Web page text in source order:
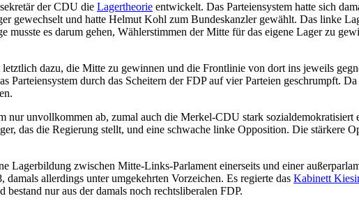
der CDU die Lagertheorie entwickelt. Das Parteiensystem hatte sich
gewechselt und hatte Helmut Kohl zum Bundeskanzler gewählt. Das linke
es darum gehen, Wählerstimmen der Mitte für das eigene Lager zu
dazu, die Mitte zu gewinnen und die Frontlinie von dort ins jeweils
Parteiensystem durch das Scheitern der FDP auf vier Parteien geschrumpft.
nur unvollkommen ab, zumal auch die Merkel-CDU stark sozialdemokratisiert
das die Regierung stellt, und eine schwache linke Opposition. Die stärkere
Lagerbildung zwischen Mitte-Links-Parlament einerseits und einer
allerdings unter umgekehrten Vorzeichen. Es regierte das Kabinett
nur aus der damals noch rechtsliberalen FDP.